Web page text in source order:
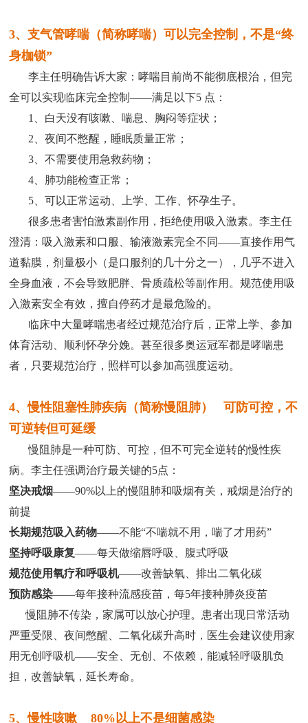
3、支气管哮喘（简称哮喘）可以完全控制，不是“终
身枷锁”
李主任明确告诉大家：哮喘目前尚不能彻底根治，但完
全可以实现临床完全控制——满足以下5 点：
1、白天没有咳嗽、喘息、胸闷等症状；
2、夜间不憋醒，睡眠质量正常；
3、不需要使用急救药物；
4、肺功能检查正常；
5、可以正常运动、上学、工作、怀孕生子。
很多患者害怕激素副作用，拒绝使用吸入激素。李主任
澄清：吸入激素和口服、输液激素完全不同——直接作用气
道黏膜，剂量极小（是口服剂的几十分之一），几乎不进入
全身血液，不会导致肥胖、骨质疏松等副作用。规范使用吸
入激素安全有效，擅自停药才是最危险的。
临床中大量哮喘患者经过规范治疗后，正常上学、参加
体育活动、顺利怀孕分娩。甚至很多奥运冠军都是哮喘患
者，只要规范治疗，照样可以参加高强度运动。
4、慢性阻塞性肺疾病（简称慢阻肺） 可防可控，不
可逆转但可延缓
慢阻肺是一种可防、可控，但不可完全逆转的慢性疾
病。李主任强调治疗最关键的5点：
坚决戒烟——90%以上的慢阻肺和吸烟有关，戒烟是治疗的
前提
长期规范吸入药物——不能“不喘就不用，喘了才用药”
坚持呼吸康复——每天做缩唇呼吸、腹式呼吸
规范使用氧疗和呼吸机——改善缺氧、排出二氧化碳
预防感染——每年接种流感疫苗，每5年接种肺炎疫苗
慢阻肺不传染，家属可以放心护理。患者出现日常活动
严重受限、夜间憋醒、二氧化碳升高时，医生会建议使用家
用无创呼吸机——安全、无创、不依赖，能减轻呼吸肌负
担，改善缺氧，延长寿命。
5、慢性咳嗽 80%以上不是细菌感染